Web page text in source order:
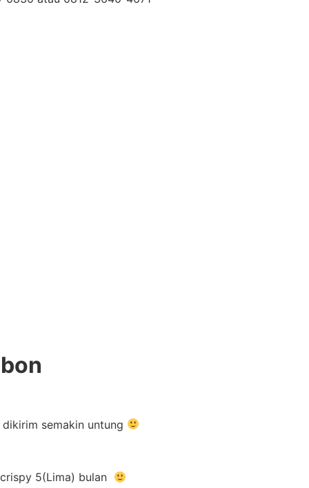
semakin untung
5(Lima) bulan